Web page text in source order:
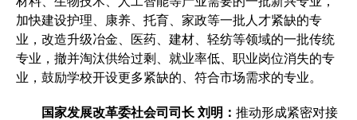
加快建设护理、康养、托育、家政等一批人才紧缺的专
业，改造升级冶金、医药、建材、轻纺等领域的一批传统
专业，撤并淘汰供给过剩、就业率低、职业岗位消失的专
业，鼓励学校开设更多紧缺的、符合市场需求的专业。
国家发展改革委社会司司长 刘明： 推动形成紧密对接